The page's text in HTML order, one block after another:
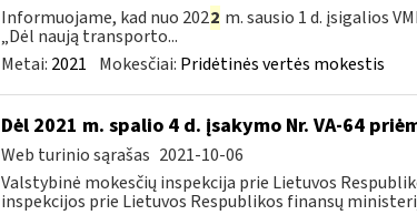
Informuojame, kad nuo 2022 m. sausio 1 d. įsigalios
„Dėl naują transporto...
Metai: 2021 Mokesčiai: Pridėtinės vertės mokestis
Dėl 2021 m. spalio 4 d. įsakymo Nr. VA-64
Web turinio sąrašas 2021-10-06
Valstybinė mokesčių inspekcija prie Lietuvos
inspekcijos prie Lietuvos Respublikos finansų